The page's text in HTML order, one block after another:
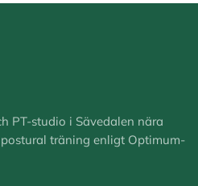
PT-studio i Sävedalen nära
träning enligt Optimum-